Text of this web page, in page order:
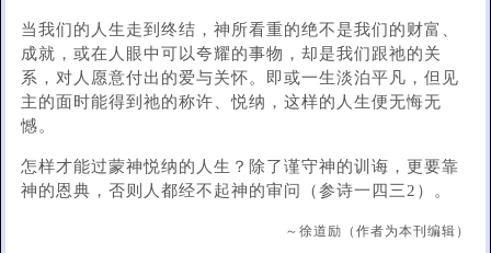
当我们的人生走到终结，神所看重的绝不是我们的财富、
成就，或在人眼中可以夸耀的事物，却是我们跟祂的关
系，对人愿意付出的爱与关怀。即或一生淡泊平凡，但见
主的面时能得到祂的称许、悦纳，这样的人生便无悔无
憾。
怎样才能过蒙神悦纳的人生？除了谨守神的训诲，更要靠
神的恩典，否则人都经不起神的审问（参诗一四三2）。
～徐道励（作者为本刊编辑）